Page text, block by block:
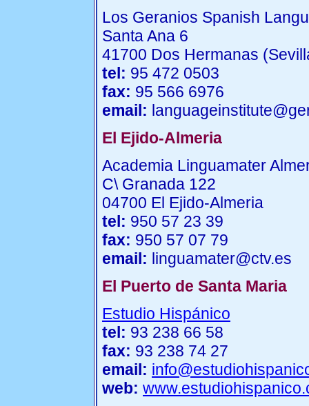
Los Geranios Spanish
Santa Ana 6
41700 Dos Hermanas
tel: 95 472 0503
fax: 95 566 6976
email:
El Ejido-Almeria
Academia Linguamater
C\ Granada 122
04700 El Ejido-Almeria
tel: 950 57 23 39
fax: 950 57 07 79
email: linguamater@ctv.es
El Puerto de Santa Maria
Estudio Hispánico
tel: 93 238 66 58
fax: 93 238 74 27
email:
web: